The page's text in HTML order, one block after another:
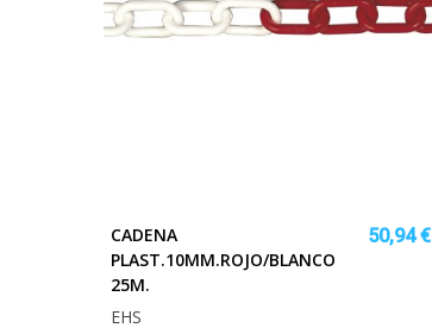
CADENA
PLAST.10MM.ROJO/BLANCO
25M.
50,94 €
EHS